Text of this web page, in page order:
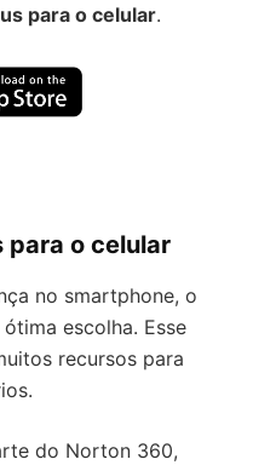
para o celular.
o celular
no smartphone, o
escolha. Esse
recursos para
do Norton 360,